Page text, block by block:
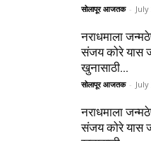
सोलापूर आजतक -
नराधमाला
संजय कोरे यास
खुनासाठी...
सोलापूर आजतक -
नराधमाला
संजय कोरे यास